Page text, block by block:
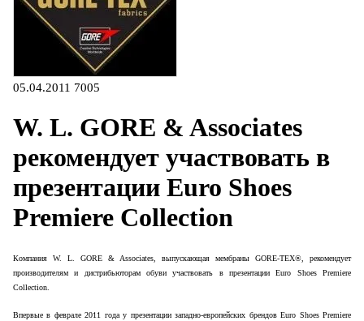
05.04.2011 7005
W. L. GORE & Associates
рекомендует участвовать в
презентации Euro Shoes
Premiere Collection
Компания W. L. GORE & Associates, выпускающая мембраны GORE-TEX®, рекомендует
производителям и дистрибьюторам обуви участвовать в презентации Euro Shoes Premiere
Collection.
Впервые в феврале 2011 года у презентации западно-европейских брендовEuro Shoes Premiere